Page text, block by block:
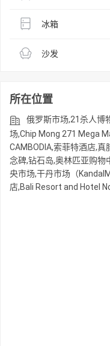
冰箱
沙发
所在位置
俄罗斯市场,21杀人博
场,Chip Mong 271 Mega
CAMBODIA,索菲特酒店,
念碑,钻石岛,奥林匹亚购物
央市场,干丹市场（
店,Bali Resort and Hotel